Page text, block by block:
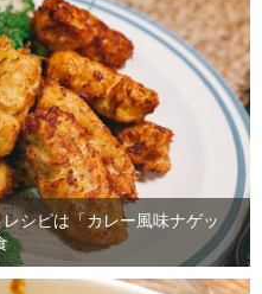
シピは「カレー風味ナゲッ